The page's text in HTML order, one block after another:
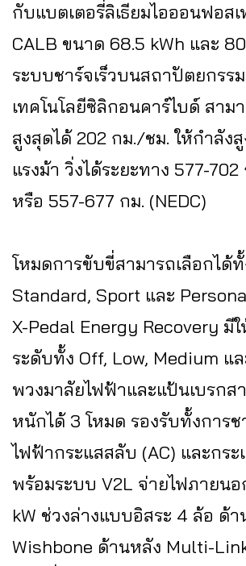
กับแบตเตอรี่ลิเธียมไอออนฟอส
CALB ขนาด 68.5 kWh และ
ระบบชาร์จเร็วบนสถาปัตยกรร
เทคโนโลยีซิลิกอนคาร์ไบด์ สาม
สูงสุดได้ 202 กม./ชม. ให้กำลัง
แรงม้า วิ่งได้ระยะทาง 577-702
หรือ 557-677 กม. (NEDC)
โหมดการขับขี่สามารถเลือกได้
Standard, Sport และ
X-Pedal Energy Recovery มี
ระดับทั้ง Off, Low, Medium แ
พวงมาลัยไฟฟ้าและแป้นเบรกส
หนักได้ 3 โหมด รองรับทั้งการช
ไฟฟ้ากระแสสลับ (AC) และกระ
พร้อมระบบ V2L จ่ายไฟภายนอ
kW ช่วงล่างแบบอิสระ 4 ล้อ ด้
Wishbone ด้านหลัง Multi-